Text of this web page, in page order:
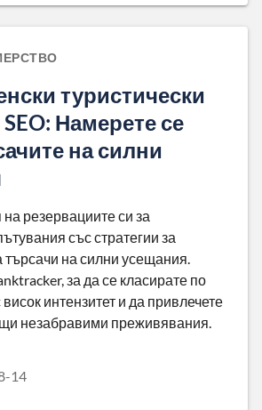
туристически
Намерете се
на силни
резервациите си за
със стратегии за
търсачи на силни усещания.
за да се класирате по
интензитет и да привлечете
незабравими преживявания.
14